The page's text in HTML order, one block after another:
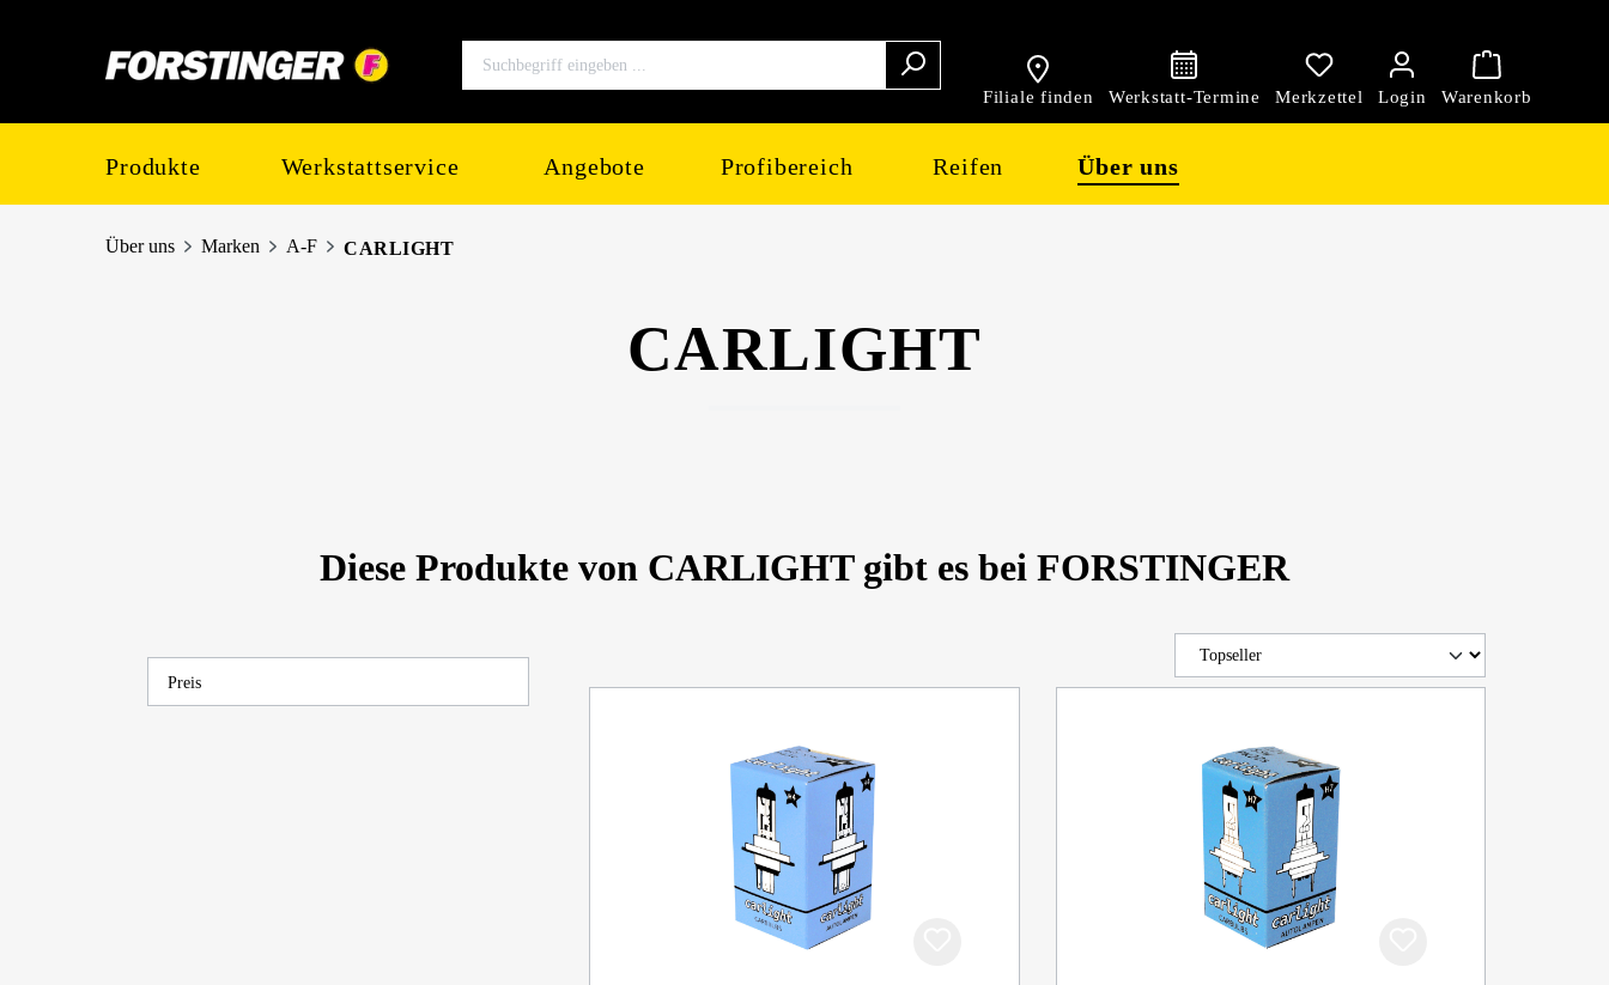
Filiale finden
Produkte Werkstattservice Angebote Profibereich Reifen Über uns
Über uns Marken A-F CARLIGHT
CARLIGHT
Diese Produkte von CARLIGHT gibt es bei FORSTINGER
Preis